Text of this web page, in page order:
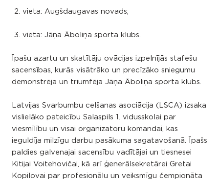
2. vieta: Augšdaugavas novads;
3. vieta: Jāņa Āboliņa sporta klubs.
Īpašu azartu un skatītāju ovācijas izpelnījās stafešu
sacensības, kurās visātrāko un precīzāko sniegumu
demonstrēja un triumfēja Jāņa Āboliņa sporta klubs.
Latvijas Svarbumbu celšanas asociācija (LSCA) izsaka
vislielāko pateicību Salaspils 1. vidusskolai par
viesmīlību un visai organizatoru komandai, kas
ieguldīja milzīgu darbu pasākuma sagatavošanā. Īpašs
paldies galvenajai sacensību vadītājai un tiesnesei
Kitijai Voitehovičai, kā arī ģenerālsekretārei Gretai
Kopilovai par profesionālu un veiksmīgu čempionāta